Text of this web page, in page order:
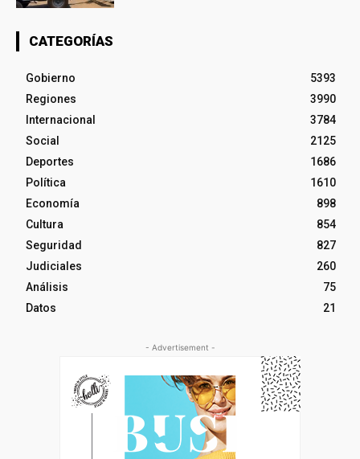
CATEGORÍAS
Gobierno
5393
Regiones
3990
Internacional
3784
Social
2125
Deportes
1686
Política
1610
Economía
898
Cultura
854
Seguridad
827
Judiciales
260
Análisis
75
Datos
21
- Advertisement -